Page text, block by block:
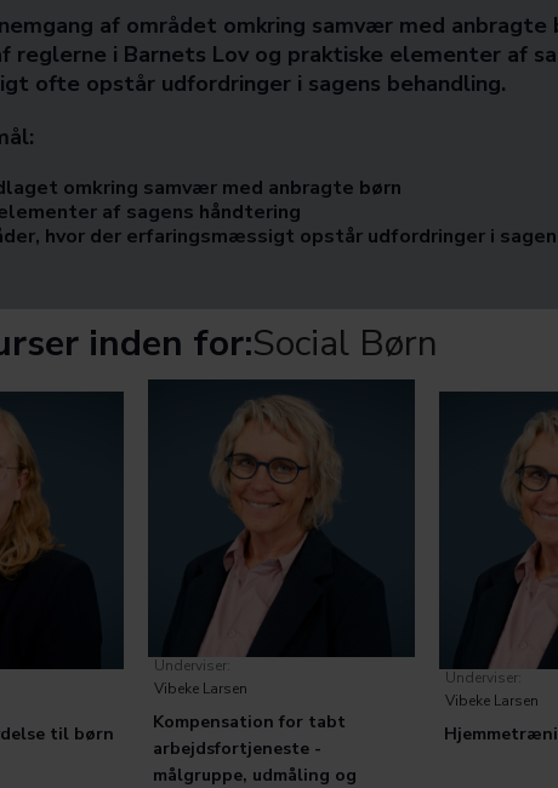
af området omkring samvær med anbragte
reglerne i Barnets Lov og praktiske elementer af
ofte opstår udfordringer i sagens behandling.
omkring samvær med anbragte børn
af sagens håndtering
hvor der erfaringsmæssigt opstår udfordringer i
inden for:Social Børn
til børn
Underviser:
Vibeke Larsen
Kompensation for tabt
arbejdsfortjeneste -
målgruppe, udmåling og
Underviser:
Vibeke Larsen